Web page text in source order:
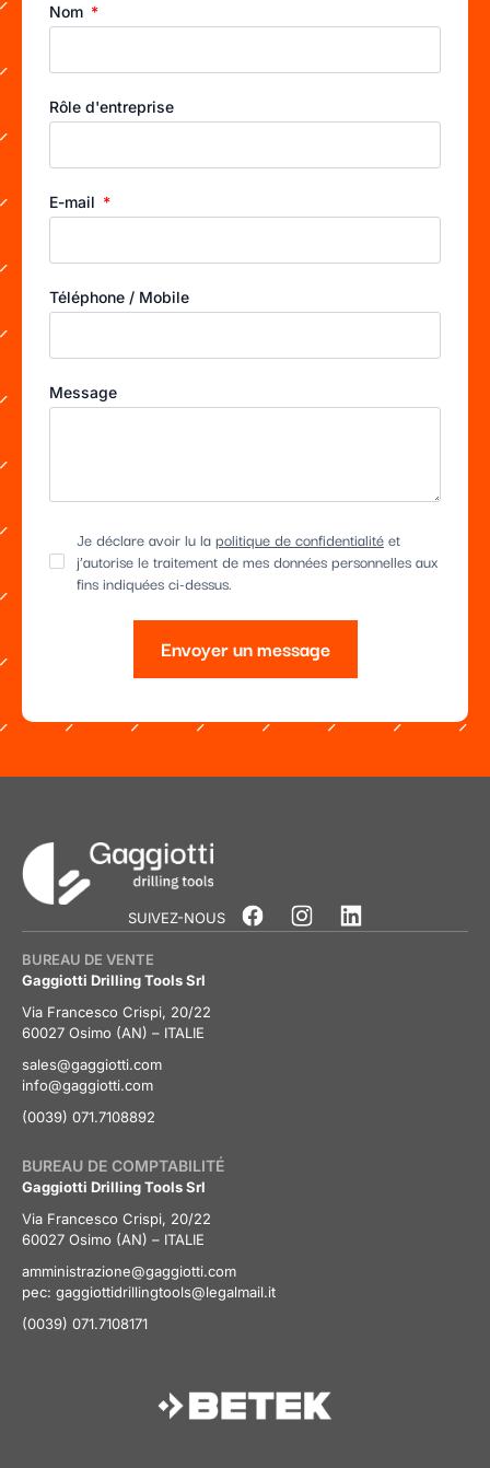
Nom
Rôle d'entreprise
E-mail
Téléphone / Mobile
Message
Je déclare avoir lu lapolitique de confidentialitéet
j’autorise le traitement de mes données personnelles aux
fins indiquées ci-dessus.
Envoyer un message
SUIVEZ-NOUS
BUREAU DE VENTE
Gaggiotti Drilling Tools Srl
Via Francesco Crispi, 20/22
60027 Osimo (AN) – ITALIE
sales@gaggiotti.com
info@gaggiotti.com
(0039) 071.7108892
BUREAU DE COMPTABILITÉ
Gaggiotti Drilling Tools Srl
Via Francesco Crispi, 20/22
60027 Osimo (AN) – ITALIE
amministrazione@gaggiotti.com
pec: gaggiottidrillingtools@legalmail.it
(0039) 071.7108171